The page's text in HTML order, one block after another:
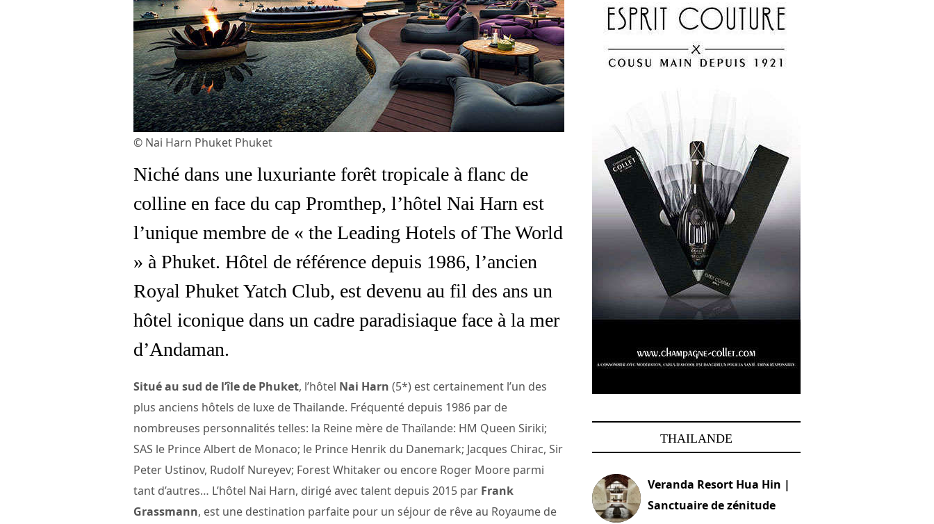
© Nai Harn Phuket Phuket
Niché dans une luxuriante forêt tropicale à flanc de
colline en face du cap Promthep, l’hôtel Nai Harn est
l’unique membre de « the Leading Hotels of The World
» à Phuket. Hôtel de référence depuis 1986, l’ancien
Royal Phuket Yatch Club, est devenu au fil des ans un
hôtel iconique dans un cadre paradisiaque face à la mer
d’Andaman.
Situé au sud de l’île de Phuket, l’hôtel Nai Harn (5*) est certainement l’un des
plus anciens hôtels de luxe de Thailande. Fréquenté depuis 1986 par de
nombreuses personnalités telles: la Reine mère de Thaïlande: HM Queen Siriki;
SAS le Prince Albert de Monaco; le Prince Henrik du Danemark; Jacques Chirac, Sir
Peter Ustinov, Rudolf Nureyev; Forest Whitaker ou encore Roger Moore parmi
tant d’autres… L’hôtel Nai Harn, dirigé avec talent depuis 2015 par Frank
Grassmann, est une destination parfaite pour un séjour de rêve au Royaume de
THAILANDE
Veranda Resort Hua Hin |
Sanctuaire de zénitude